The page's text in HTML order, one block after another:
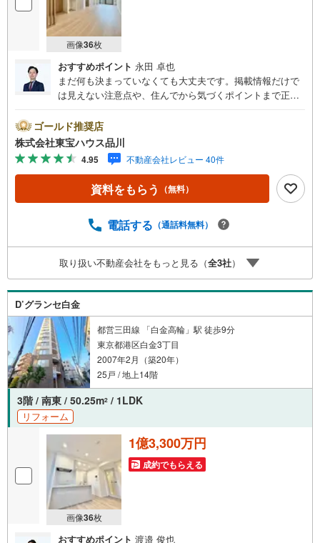
画像36枚
おすすめポイント 永田 卓也
まだ何も決まっていなくても大丈夫です。掲載情報だけで
は見えない注意点や、住んでから気づくポイントまで正直
とも包み隠さずお伝えし、「納得して選ぶ」ためのサポー
トを大切にしています。現地でしか分からないリアルな情
報も含めて、一緒に後悔しない住まい探しを進めていきま
しょう。まずはお気軽にご相談ください。【Yahoo！ 不動
産キャンペーン対象店舗】当店で物件を成約するとPayPay
ボーナスライトがもらえる「Yahoo！ 不動産 物件ご成約キ
予約をする」ボタンからお問い合わせください。※必ずYah
のご請求はお気軽にどうぞ♪お電話でのお問い合わせも常
時受け付けております！お気軽にお問い合わせください。
ゴールド推奨店
株式会社東宝ハウス品川
4.95 不動産会社レビュー 40件
資料をもらう （無料）
電話する （通話料無料）
取り扱い不動産会社をもっと見る（全3社）
D’グランセ白金
都営三田線 「白金高輪」駅 徒歩9分
東京都港区白金3丁目
2007年2月（築20年）
25戸 / 地上14階
3階 / 南東 / 50.25m2 / 1LDK
リフォーム
画像36枚
1億3,300万円
成約でもらえる
おすすめポイント 渡邉 俊也